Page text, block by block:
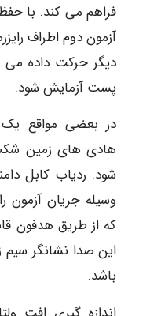
فراهم می کند. با
آزمون دوم اطراف
دیگر حرکت داده می
پست آزمایش شود.
در بعضی مواقع یک
هادی های زمین
شود. ردیاب کابل
وسیله جریان
که از طریق هدفون
این صدا نشانگر
باشد.